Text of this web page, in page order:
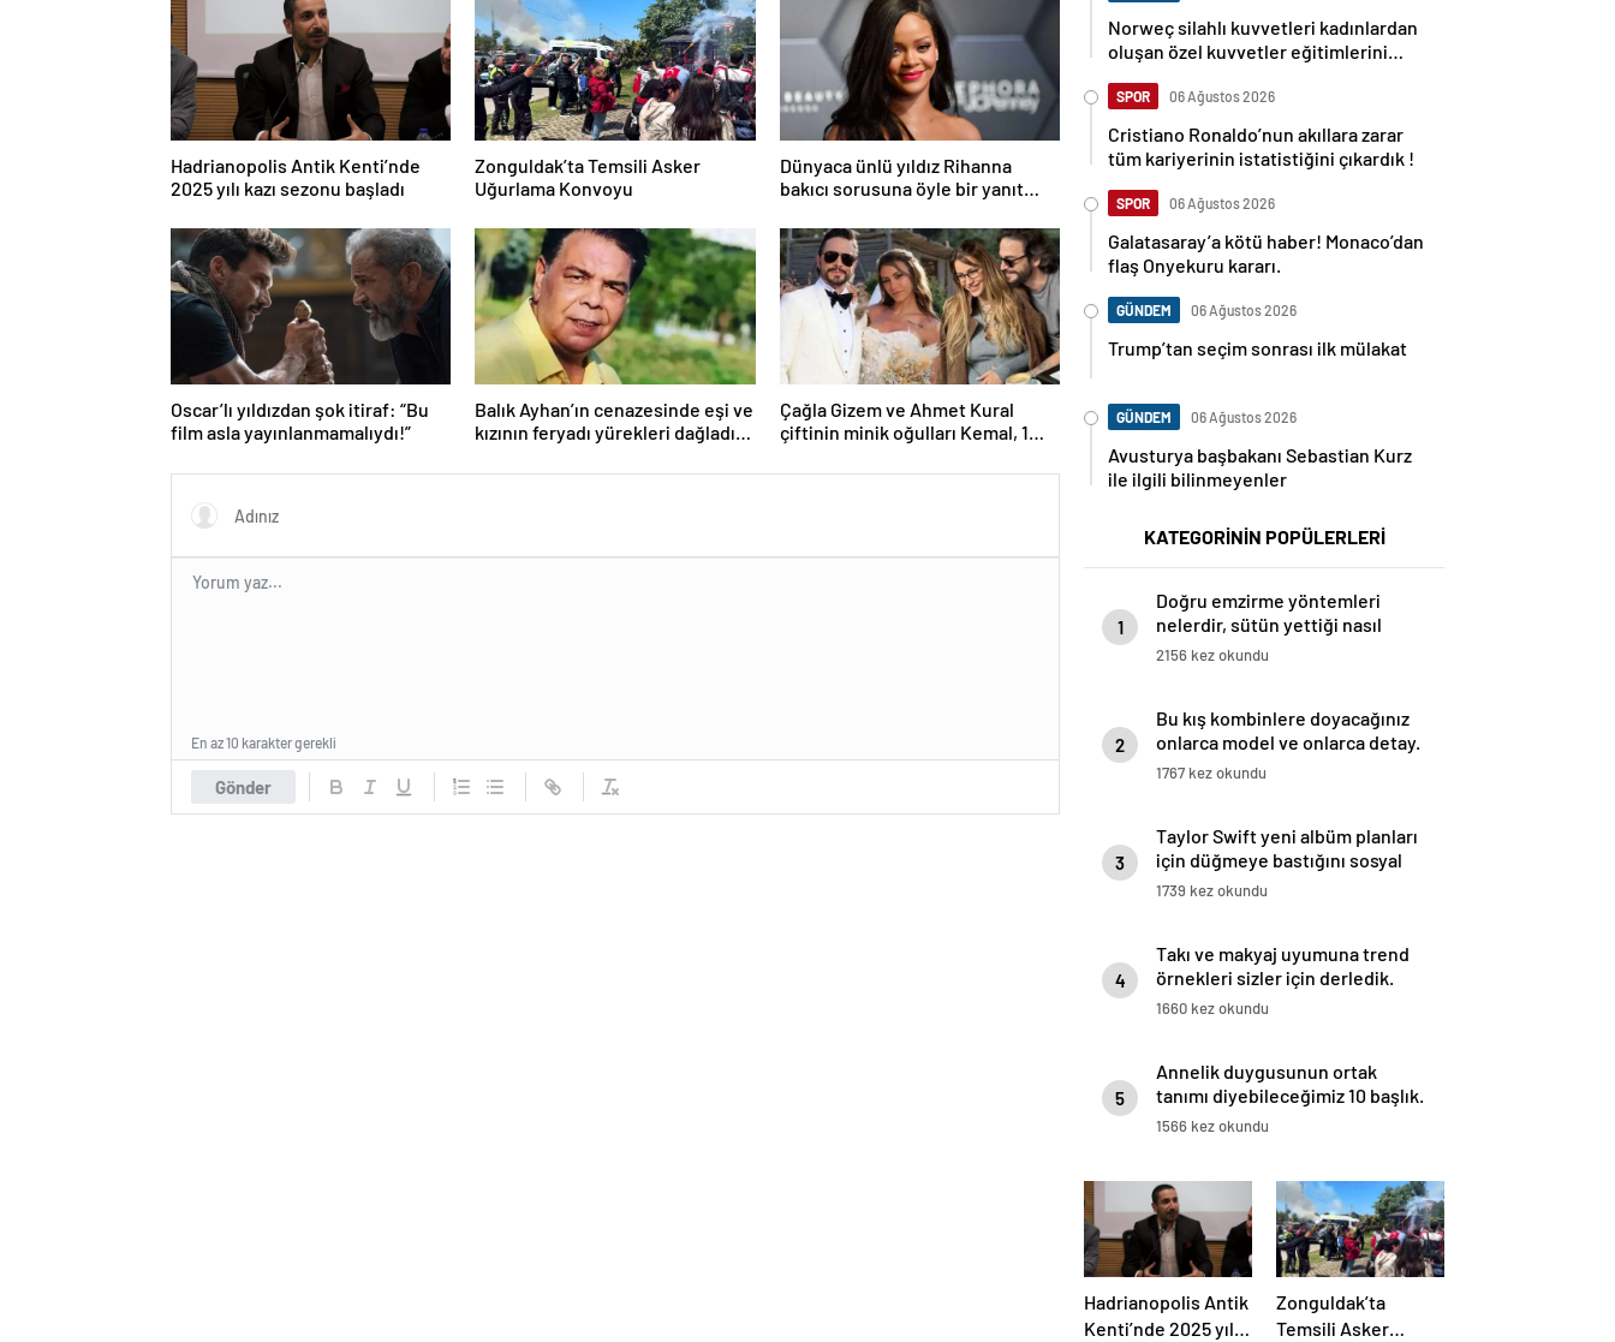
Hadrianopolis Antik Kenti’nde
2025 yılı kazı sezonu başladı
Zonguldak’ta Temsili Asker
Uğurlama Konvoyu
Dünyaca ünlü yıldız Rihanna
bakıcı sorusuna öyle bir yanıt
Oscar’lı yıldızdan şok itiraf: “Bu
film asla yayınlanmamalıydı!”
Balık Ayhan’ın cenazesinde eşi ve
kızının feryadı yürekleri dağladı:
Çağla Gizem ve Ahmet Kural
çiftinin minik oğulları Kemal, 1
gününden kareler!
Gönder
En az 10 karakter gerekli
Norweç silahlı kuvvetleri kadınlardan
oluşan özel kuvvetler eğitimlerini
SPOR 06 Ağustos 2026
Cristiano Ronaldo’nun akıllara zarar
tüm kariyerinin istatistiğini çıkardık !
SPOR 06 Ağustos 2026
Galatasaray’a kötü haber! Monaco’dan
flaş Onyekuru kararı.
GÜNDEM 06 Ağustos 2026
Trump’tan seçim sonrası ilk mülakat
GÜNDEM 06 Ağustos 2026
Avusturya başbakanı Sebastian Kurz
ile ilgili bilinmeyenler
KATEGORİNİN POPÜLERLERİ
1
Doğru emzirme yöntemleri
nelerdir, sütün yettiği nasıl
anlaşılır?
2156 kez okundu
2
Bu kış kombinlere doyacağınız
onlarca model ve onlarca detay.
1767 kez okundu
3
Taylor Swift yeni albüm planları
için düğmeye bastığını sosyal
medyadan duyurdu!
1739 kez okundu
4
Takı ve makyaj uyumuna trend
örnekleri sizler için derledik.
1660 kez okundu
5
Annelik duygusunun ortak
tanımı diyebileceğimiz 10 başlık.
1566 kez okundu
Hadrianopolis Antik
Kenti’nde 2025 yılı
Zonguldak’ta
Temsili Asker